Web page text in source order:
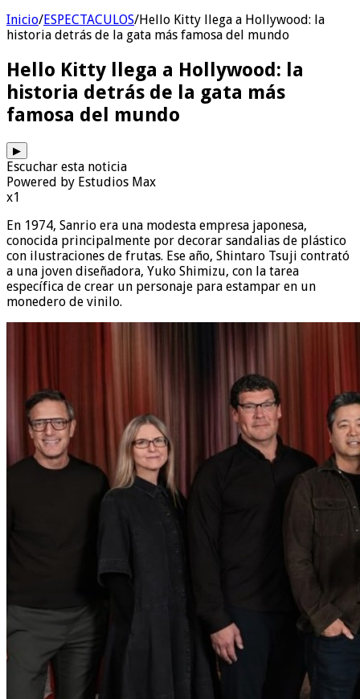
Inicio/ESPECTACULOS/Hello Kitty llega a Hollywood: la
historia detrás de la gata más famosa del mundo
Hello Kitty llega a Hollywood: la
historia detrás de la gata más
famosa del mundo
▶
Escuchar esta noticia
Powered by Estudios Max
x1
En 1974, Sanrio era una modesta empresa japonesa,
conocida principalmente por decorar sandalias de plástico
con ilustraciones de frutas. Ese año, Shintaro Tsuji contrató
a una joven diseñadora, Yuko Shimizu, con la tarea
específica de crear un personaje para estampar en un
monedero de vinilo.